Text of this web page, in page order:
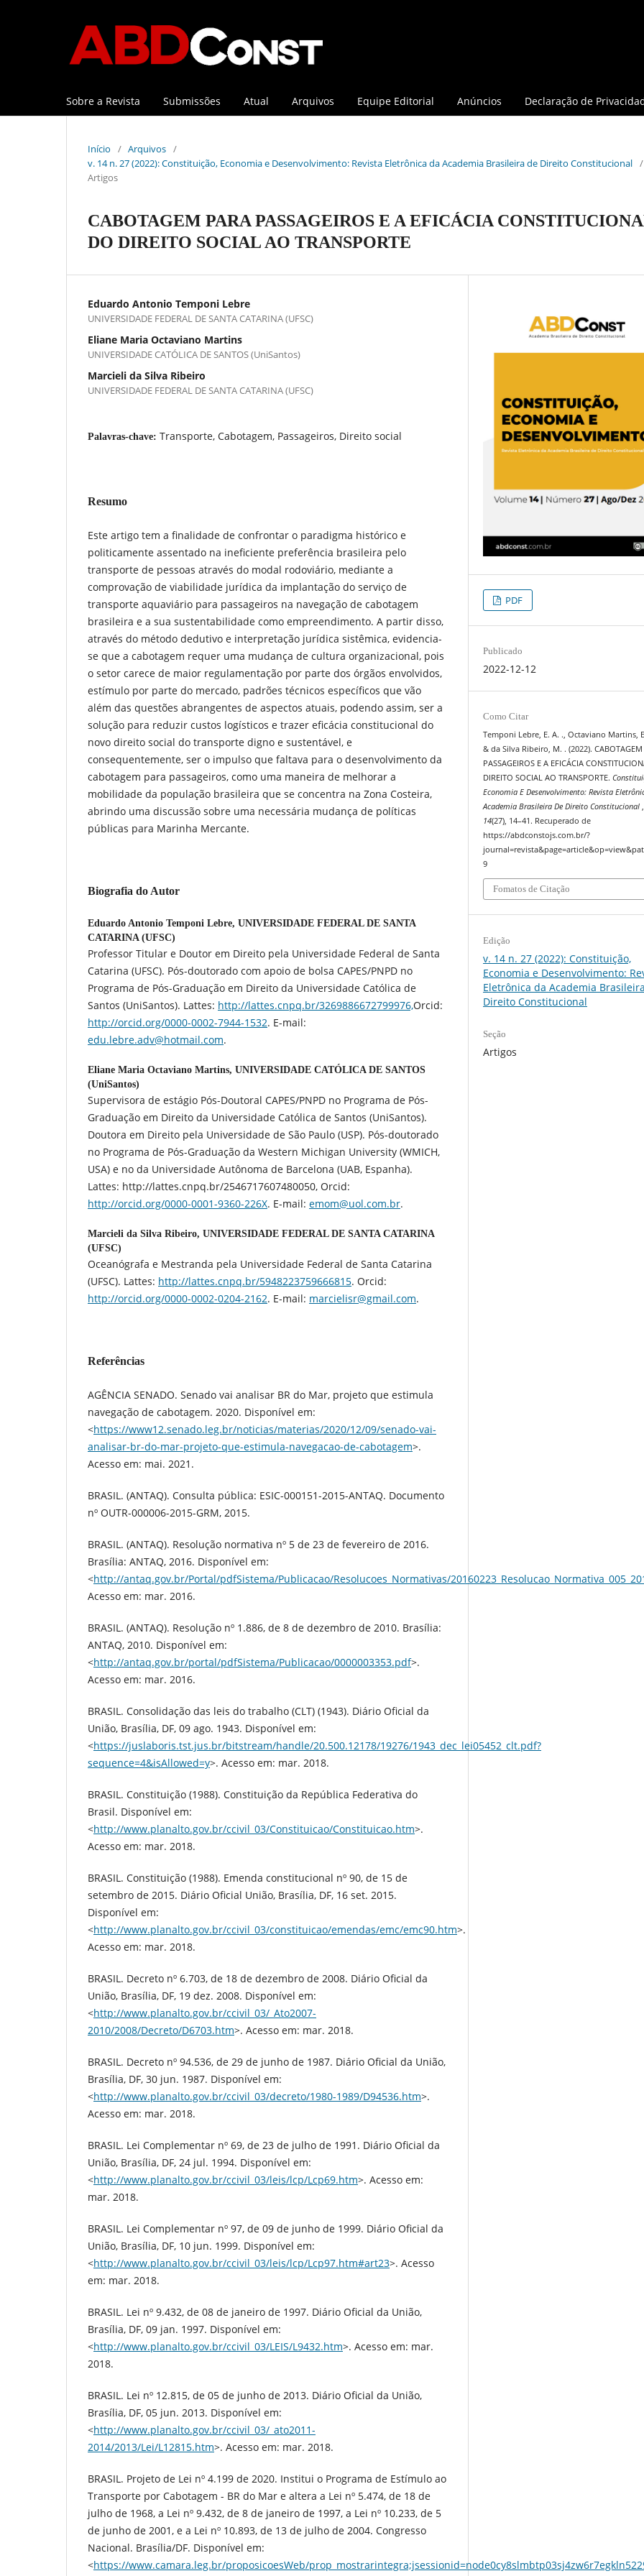
Sobre a Revista Submissões Atual Arquivos Equipe Editorial Anúncios Declaração de
Início / Arquivos /
v. 14 n. 27 (2022): Constituição, Economia e Desenvolvimento: Revista Eletrônica da Academia Brasileira de Direito Constitucional /
Artigos
CABOTAGEM PARA PASSAGEIROS E A EFICÁCIA
DO DIREITO SOCIAL AO TRANSPORTE
Eduardo Antonio Temponi Lebre
UNIVERSIDADE FEDERAL DE SANTA CATARINA (UFSC)
Eliane Maria Octaviano Martins
UNIVERSIDADE CATÓLICA DE SANTOS (UniSantos)
Marcieli da Silva Ribeiro
UNIVERSIDADE FEDERAL DE SANTA CATARINA (UFSC)
Palavras-chave: Transporte, Cabotagem, Passageiros, Direito social
Resumo
Este artigo tem a finalidade de confrontar o paradigma histórico e
politicamente assentado na ineficiente preferência brasileira pelo
transporte de pessoas através do modal rodoviário, mediante a
comprovação de viabilidade jurídica da implantação do serviço de
transporte aquaviário para passageiros na navegação de cabotagem
brasileira e a sua sustentabilidade como empreendimento. A partir disso,
através do método dedutivo e interpretação jurídica sistêmica, evidencia-
se que a cabotagem requer uma mudança de cultura organizacional, pois
o setor carece de maior regulamentação por parte dos órgãos envolvidos,
estímulo por parte do mercado, padrões técnicos específicos que vão
além das questões abrangentes de aspectos atuais, podendo assim, ser a
solução para reduzir custos logísticos e trazer eficácia constitucional do
novo direito social do transporte digno e sustentável, e
consequentemente, ser o impulso que faltava para o desenvolvimento da
cabotagem para passageiros, como uma maneira de melhorar a
mobilidade da população brasileira que se concentra na Zona Costeira,
abrindo uma discussão sobre uma necessária mudança de políticas
públicas para Marinha Mercante.
Biografia do Autor
Eduardo Antonio Temponi Lebre, UNIVERSIDADE FEDERAL DE SANTA
CATARINA (UFSC)
Professor Titular e Doutor em Direito pela Universidade Federal de Santa
Catarina (UFSC). Pós-doutorado com apoio de bolsa CAPES/PNPD no
Programa de Pós-Graduação em Direito da Universidade Católica de
Santos (UniSantos). Lattes: http://lattes.cnpq.br/3269886672799976,Orcid:
http://orcid.org/0000-0002-7944-1532. E-mail:
edu.lebre.adv@hotmail.com.
Eliane Maria Octaviano Martins, UNIVERSIDADE CATÓLICA DE SANTOS
(UniSantos)
Supervisora de estágio Pós-Doutoral CAPES/PNPD no Programa de Pós-
Graduação em Direito da Universidade Católica de Santos (UniSantos).
Doutora em Direito pela Universidade de São Paulo (USP). Pós-doutorado
no Programa de Pós-Graduação da Western Michigan University (WMICH,
USA) e no da Universidade Autônoma de Barcelona (UAB, Espanha).
Lattes: http://lattes.cnpq.br/2546717607480050, Orcid:
http://orcid.org/0000-0001-9360-226X. E-mail: emom@uol.com.br.
Marcieli da Silva Ribeiro, UNIVERSIDADE FEDERAL DE SANTA CATARINA
(UFSC)
Oceanógrafa e Mestranda pela Universidade Federal de Santa Catarina
(UFSC). Lattes: http://lattes.cnpq.br/5948223759666815. Orcid:
http://orcid.org/0000-0002-0204-2162. E-mail: marcielisr@gmail.com.
Referências
AGÊNCIA SENADO. Senado vai analisar BR do Mar, projeto que estimula
navegação de cabotagem. 2020. Disponível em:
<https://www12.senado.leg.br/noticias/materias/2020/12/09/senado-vai-
analisar-br-do-mar-projeto-que-estimula-navegacao-de-cabotagem>.
Acesso em: mai. 2021.
BRASIL. (ANTAQ). Consulta pública: ESIC-000151-2015-ANTAQ. Documento
nº OUTR-000006-2015-GRM, 2015.
BRASIL. (ANTAQ). Resolução normativa nº 5 de 23 de fevereiro de 2016.
Brasília: ANTAQ, 2016. Disponível em:
<http://antaq.gov.br/Portal/pdfSistema/Publicacao/Resolucoes_Normativas/
Acesso em: mar. 2016.
BRASIL. (ANTAQ). Resolução nº 1.886, de 8 de dezembro de 2010. Brasília:
ANTAQ, 2010. Disponível em:
<http://antaq.gov.br/portal/pdfSistema/Publicacao/0000003353.pdf>.
Acesso em: mar. 2016.
BRASIL. Consolidação das leis do trabalho (CLT) (1943). Diário Oficial da
União, Brasília, DF, 09 ago. 1943. Disponível em:
<https://juslaboris.tst.jus.br/bitstream/handle/20.500.12178/19276/1943_dec_lei05452_clt.pdf?
sequence=4&isAllowed=y>. Acesso em: mar. 2018.
BRASIL. Constituição (1988). Constituição da República Federativa do
Brasil. Disponível em:
<http://www.planalto.gov.br/ccivil_03/Constituicao/Constituicao.htm>.
Acesso em: mar. 2018.
BRASIL. Constituição (1988). Emenda constitucional nº 90, de 15 de
setembro de 2015. Diário Oficial União, Brasília, DF, 16 set. 2015.
Disponível em:
<http://www.planalto.gov.br/ccivil_03/constituicao/emendas/emc/emc90.htm>.
Acesso em: mar. 2018.
BRASIL. Decreto nº 6.703, de 18 de dezembro de 2008. Diário Oficial da
União, Brasília, DF, 19 dez. 2008. Disponível em:
<http://www.planalto.gov.br/ccivil_03/_Ato2007-
2010/2008/Decreto/D6703.htm>. Acesso em: mar. 2018.
BRASIL. Decreto nº 94.536, de 29 de junho de 1987. Diário Oficial da União,
Brasília, DF, 30 jun. 1987. Disponível em:
<http://www.planalto.gov.br/ccivil_03/decreto/1980-1989/D94536.htm>.
Acesso em: mar. 2018.
BRASIL. Lei Complementar nº 69, de 23 de julho de 1991. Diário Oficial da
União, Brasília, DF, 24 jul. 1994. Disponível em:
<http://www.planalto.gov.br/ccivil_03/leis/lcp/Lcp69.htm>. Acesso em:
mar. 2018.
BRASIL. Lei Complementar nº 97, de 09 de junho de 1999. Diário Oficial da
União, Brasília, DF, 10 jun. 1999. Disponível em:
<http://www.planalto.gov.br/ccivil_03/leis/lcp/Lcp97.htm#art23>. Acesso
em: mar. 2018.
BRASIL. Lei nº 9.432, de 08 de janeiro de 1997. Diário Oficial da União,
Brasília, DF, 09 jan. 1997. Disponível em:
<http://www.planalto.gov.br/ccivil_03/LEIS/L9432.htm>. Acesso em: mar.
2018.
BRASIL. Lei nº 12.815, de 05 de junho de 2013. Diário Oficial da União,
Brasília, DF, 05 jun. 2013. Disponível em:
<http://www.planalto.gov.br/ccivil_03/_ato2011-
2014/2013/Lei/L12815.htm>. Acesso em: mar. 2018.
BRASIL. Projeto de Lei nº 4.199 de 2020. Institui o Programa de Estímulo ao
Transporte por Cabotagem - BR do Mar e altera a Lei nº 5.474, de 18 de
julho de 1968, a Lei nº 9.432, de 8 de janeiro de 1997, a Lei nº 10.233, de 5
de junho de 2001, e a Lei nº 10.893, de 13 de julho de 2004. Congresso
Nacional. Brasília/DF. Disponível em:
<https://www.camara.leg.br/proposicoesWeb/
PDF
Publicado
2022-12-12
Como Citar
Temponi Lebre, E. A. ., Octaviano Martins,
& da Silva Ribeiro, M. . (2022). CABOTAGEM
PASSAGEIROS E A EFICÁCIA
DIREITO SOCIAL AO TRANSPORTE.
Economia E Desenvolvimento: Revista
Academia Brasileira De Direito Constitucional,
14(27), 14–41. Recuperado de
https://abdconstojs.com.br/?
9
Fomatos de Citação
Edição
v. 14 n. 27 (2022): Constituição,
Economia e Desenvolvimento:
Eletrônica da Academia
Direito Constitucional
Seção
Artigos